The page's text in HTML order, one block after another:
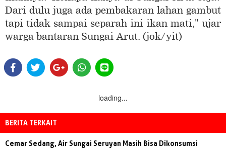
Dari dulu juga ada pembakaran lahan gambut
tapi tidak sampai separah ini ikan mati," ujar
warga bantaran Sungai Arut. (jok/yit)
loading...
BERITA TERKAIT
Cemar Sedang, Air Sungai Seruyan Masih Bisa Dikonsumsi